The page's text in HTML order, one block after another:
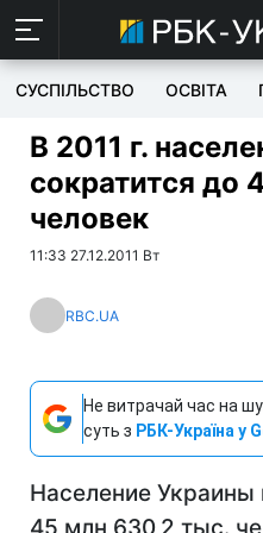
СУСПІЛЬСТВО ОСВІТА
В 2011 г.
сократится до
человек
11:33 27.12.2011 Вт
RBC.UA
Не витрачай час на
суть з РБК-Україна у
Население Украины